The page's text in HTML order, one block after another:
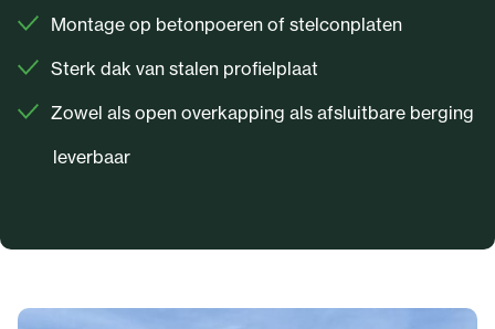
Montage op betonpoeren of stelconplaten
Sterk dak van stalen profielplaat
Zowel als open overkapping als afsluitbare berging
leverbaar